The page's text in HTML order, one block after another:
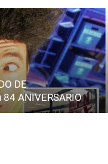
DE
ANIVERSARIO